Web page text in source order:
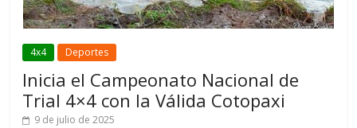
4x4 Deportes
Inicia el Campeonato Nacional de
Trial 4×4 con la Válida Cotopaxi
9 de julio de 2025